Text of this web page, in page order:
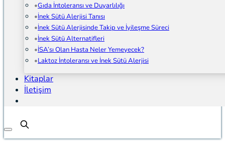
Gıda İntoleransı ve Duyarlılığı
İnek Sütü Alerjisi Tanısı
İnek Sütü Alerjisinde Takip ve İyileşme Süreci
İnek Sütü Alternatifleri
İSA’sı Olan Hasta Neler Yemeyecek?
Laktoz İntoleransı ve İnek Sütü Alerjisi
Kitaplar
İletişim